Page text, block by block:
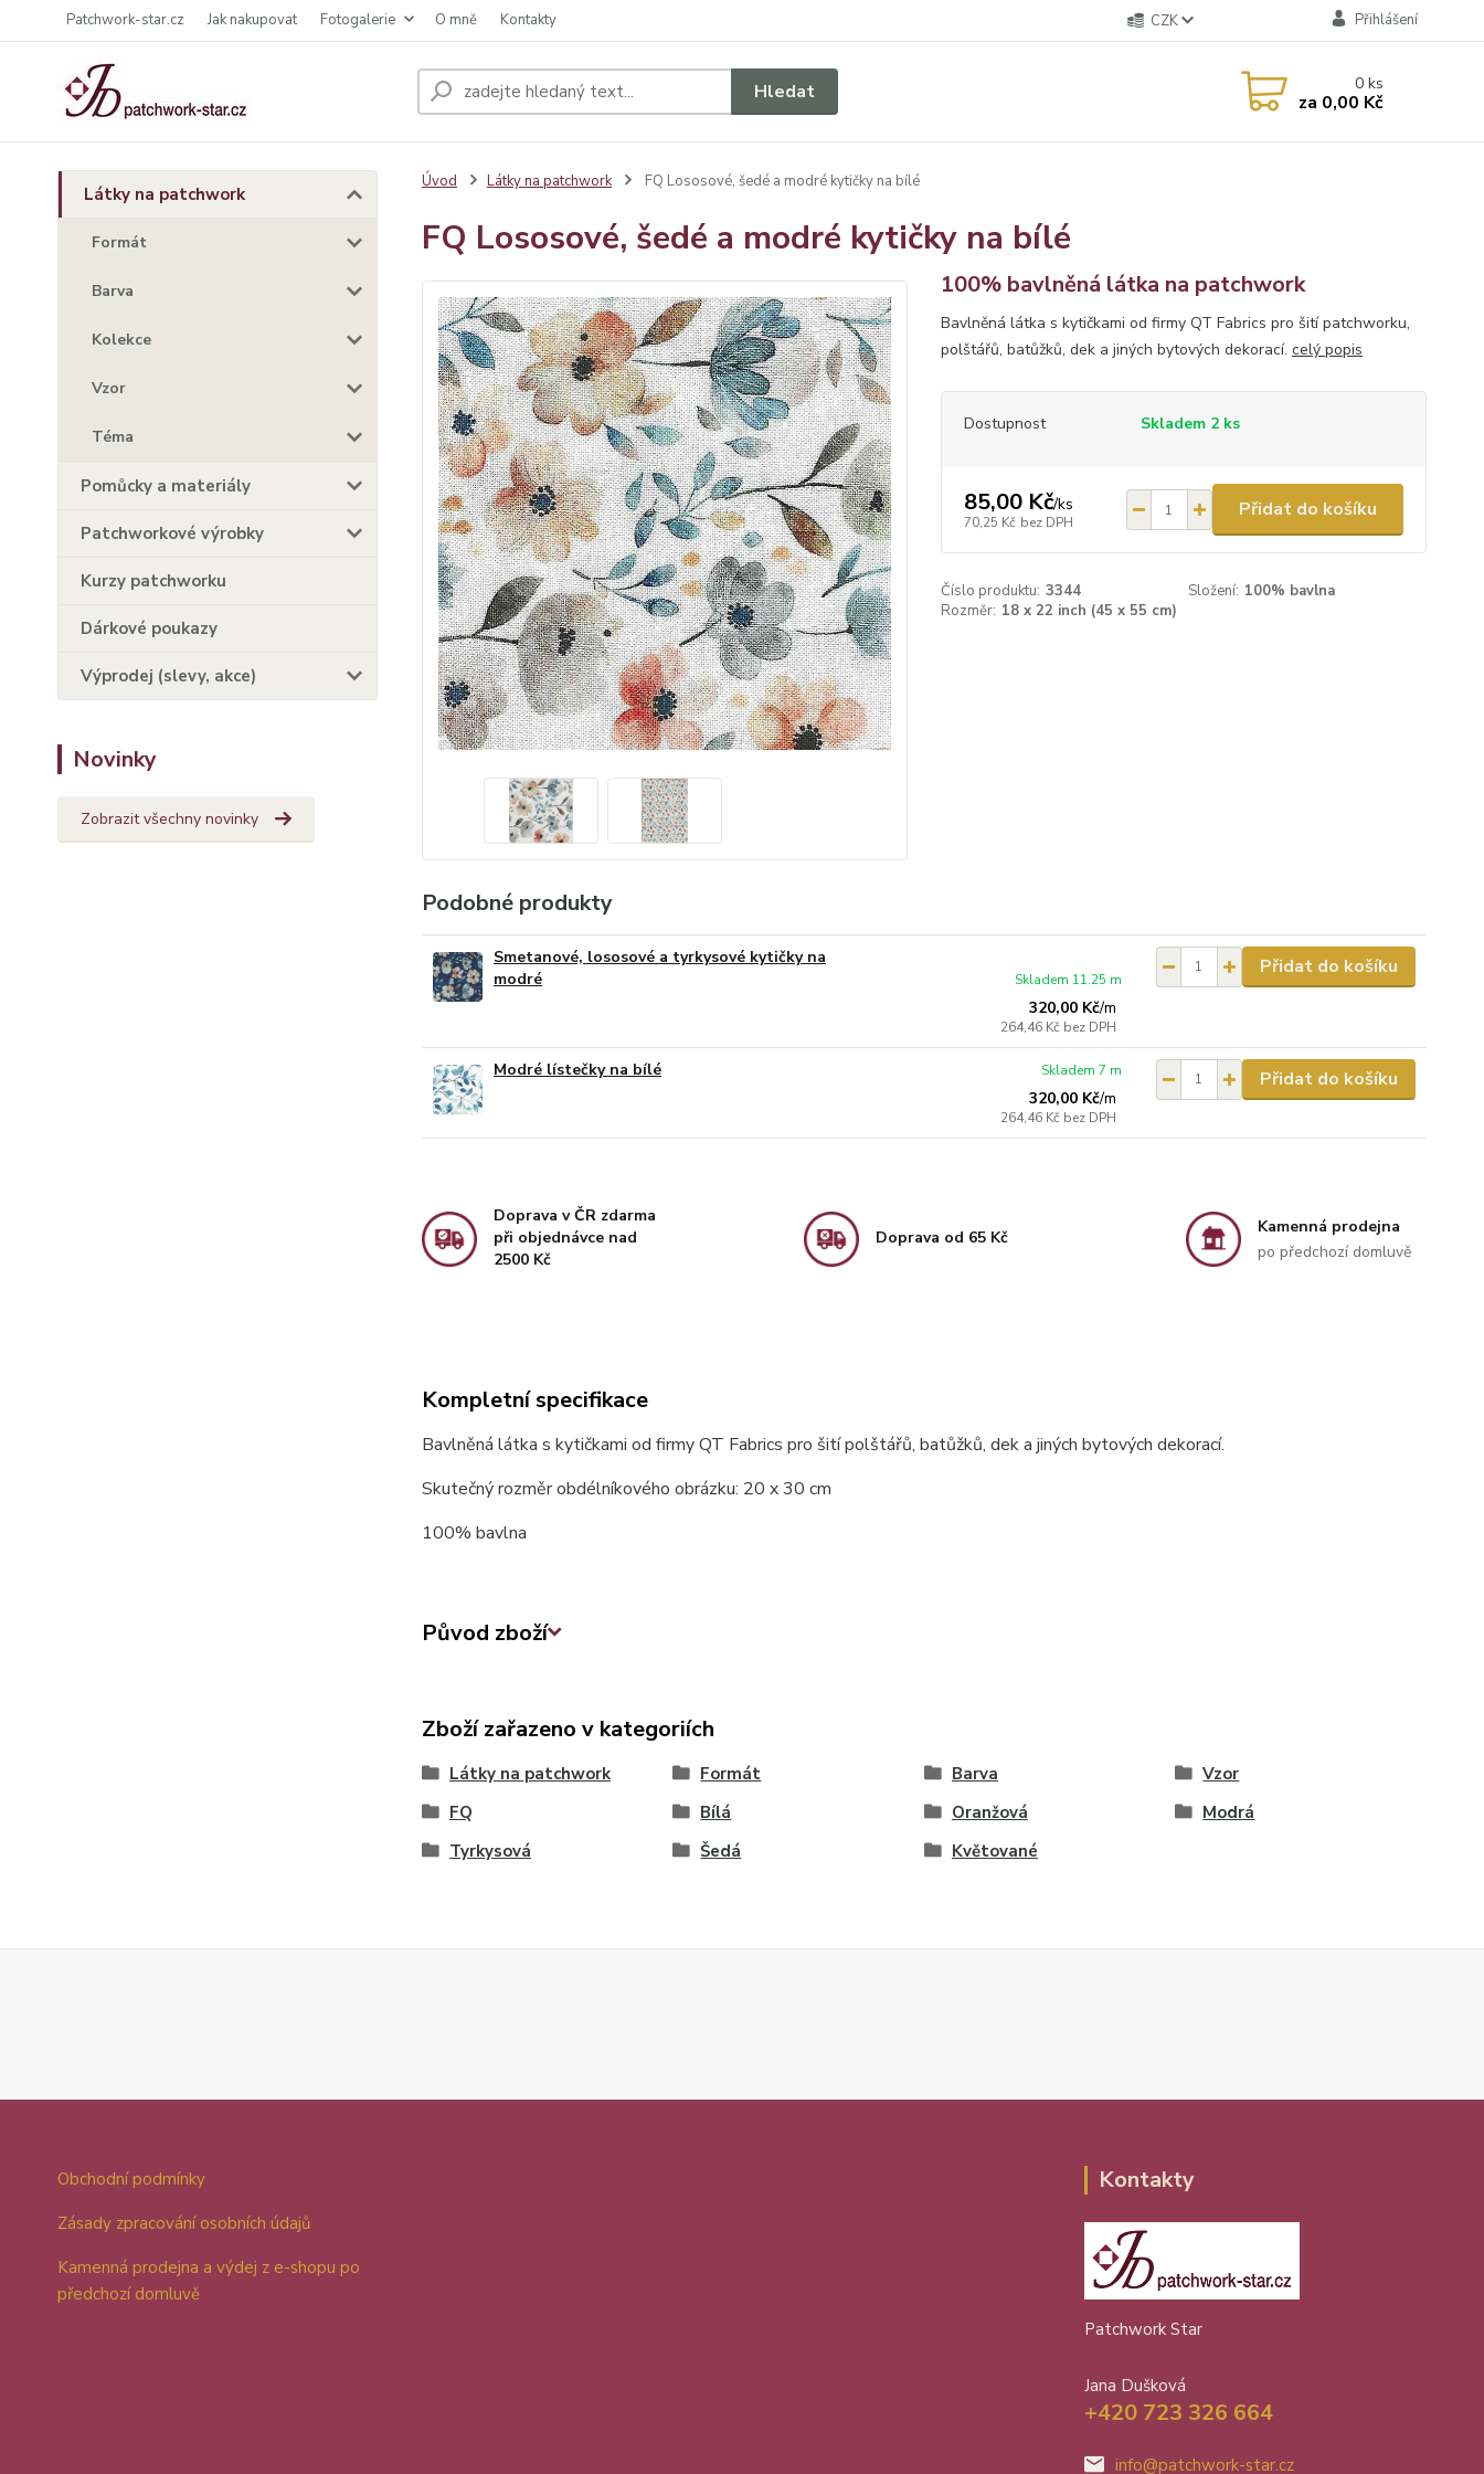
Patchwork-star.cz Jak nakupovat Fotogalerie O mně Kontakty CZK Přihlášení
Hledat 0ks
za 0,00 Kč
Látky na patchwork
Formát
Barva
Kolekce
Vzor
Téma
Pomůcky a materiály
Patchworkové výrobky
Kurzy patchworku
Dárkové poukazy
Výprodej (slevy, akce)
Novinky
Zobrazit všechny novinky
Úvod Látky na patchwork FQ Lososové, šedé a modré kytičky na bílé
FQ Lososové, šedé a modré kytičky na bílé
100% bavlněná látka na patchwork
Bavlněná látka s kytičkami od firmy QT Fabrics pro šití patchworku,
polštářů, batůžků, dek a jiných bytových dekorací. celý popis
Dostupnost Skladem 2 ks
85,00 Kč/ks
70,25 Kč bez DPH
Přidat do košíku
Číslo produktu: 3344 Složení: 100% bavlna
Rozměr: 18 x 22 inch (45 x 55 cm)
Podobné produkty
Smetanové, lososové a tyrkysové kytičky na
modré
320,00 Kč/m
264,46 Kč bez DPH
Skladem 11.25 m
Přidat do košíku
Modré lístečky na bílé
320,00 Kč/m
264,46 Kč bez DPH
Skladem 7 m Přidat do košíku
Doprava v ČR zdarma
při objednávce nad
2500 Kč
Doprava od 65 Kč
Kamenná prodejna
po předchozí domluvě
Kompletní specifikace
Bavlněná látka s kytičkami od firmy QT Fabrics pro šití polštářů, batůžků, dek a jiných bytových dekorací.
Skutečný rozměr obdélníkového obrázku: 20 x 30 cm
100% bavlna
Původ zboží
Zboží zařazeno v kategoriích
Látky na patchwork Formát Barva
Vzor
FQ
Bílá Oranžová
Modrá
Tyrkysová
Šedá Květované
Obchodní podmínky
Zásady zpracování osobních údajů
Kamenná prodejna a výdej z e-shopu po
předchozí domluvě
Kontakty
Patchwork Star
Jana Dušková
+420 723 326 664
info@patchwork-star.cz